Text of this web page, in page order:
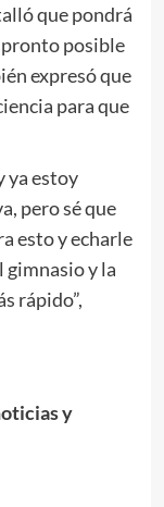
que pondrá
posible
expresó que
para que
ya estoy
pero sé que
esto y echarle
gimnasio y la
rápido”,
y